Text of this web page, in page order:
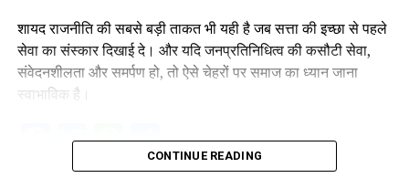
शायद राजनीति की सबसे बड़ी ताकत भी यही है जब सत्ता की इच्छा से पहले
सेवा का संस्कार दिखाई दे। और यदि जनप्रतिनिधित्व की कसौटी सेवा,
संवेदनशीलता और समर्पण हो, तो ऐसे चेहरों पर समाज का ध्यान जाना
स्वाभाविक है।
Facebook
Twitter
WhatsApp
Share
CONTINUE READING